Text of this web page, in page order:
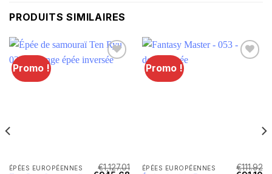
PRODUITS SIMILAIRES
Promo !
ÉPÉES EUROPÉENNES €1,127.01
Promo !
ÉPÉES EUROPÉENNES €111.92